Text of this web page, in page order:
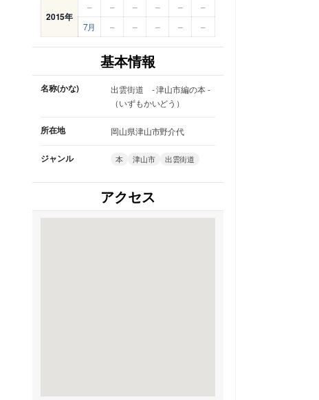
2015年
– – – – –
–
7月
– – – – –
基本情報
名称(かな)
出雲街道 - 津山市編の本 -
（いずもかいどう）
所在地 岡山県津山市野介代
ジャンル 本 津山市 出雲街道
アクセス